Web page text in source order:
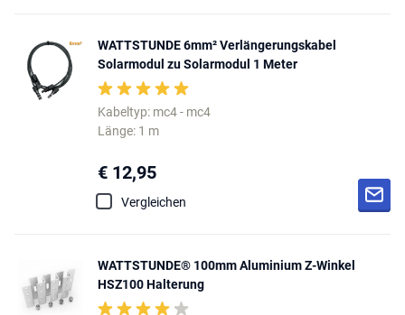
WATTSTUNDE 6mm² Verlängerungskabel
Solarmodul zu Solarmodul 1 Meter
Kabeltyp: mc4 - mc4
Länge: 1 m
€ 12,95
Vergleichen
WATTSTUNDE® 100mm Aluminium Z-Winkel
HSZ100 Halterung